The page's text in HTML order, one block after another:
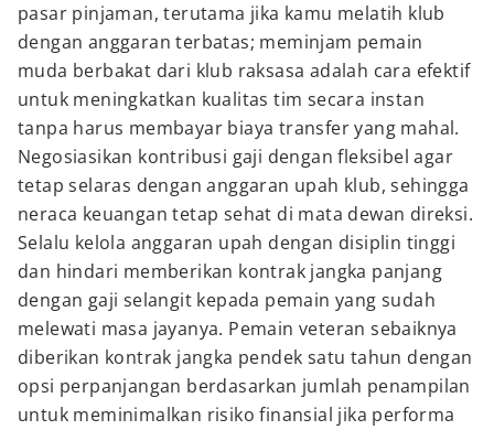
pasar pinjaman, terutama jika kamu melatih klub
dengan anggaran terbatas; meminjam pemain
muda berbakat dari klub raksasa adalah cara efektif
untuk meningkatkan kualitas tim secara instan
tanpa harus membayar biaya transfer yang mahal.
Negosiasikan kontribusi gaji dengan fleksibel agar
tetap selaras dengan anggaran upah klub, sehingga
neraca keuangan tetap sehat di mata dewan direksi.
Selalu kelola anggaran upah dengan disiplin tinggi
dan hindari memberikan kontrak jangka panjang
dengan gaji selangit kepada pemain yang sudah
melewati masa jayanya. Pemain veteran sebaiknya
diberikan kontrak jangka pendek satu tahun dengan
opsi perpanjangan berdasarkan jumlah penampilan
untuk meminimalkan risiko finansial jika performa